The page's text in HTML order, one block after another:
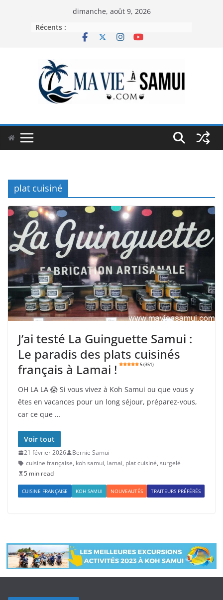
dimanche, août 9, 2026
Récents :
plat cuisiné
J’ai testé La Guinguette Samui :
Le paradis des plats cuisinés
français à Lamai !
5 (351)
OH LA LA 😱 Si vous vivez à Koh Samui ou que vous y
êtes en vacances pour un long séjour, préparez-vous,
car ce que …
Voir tout
21 février 2026
Bernie Samui
cuisine française, koh samui, lamai, plat cuisiné, surgelé
5 min read
CUISINE FRANÇAISE KOH SAMUI NOUVEAUTÉS TRAITEURS PRÉFÉRÉS